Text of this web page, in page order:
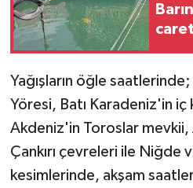
Yağışların öğle
Yöresi, Batı Karadeniz'in
Akdeniz'in Toroslar mevkii,
Çankırı çevreleri ile Niğde
kesimlerinde, akşam
Yaşam